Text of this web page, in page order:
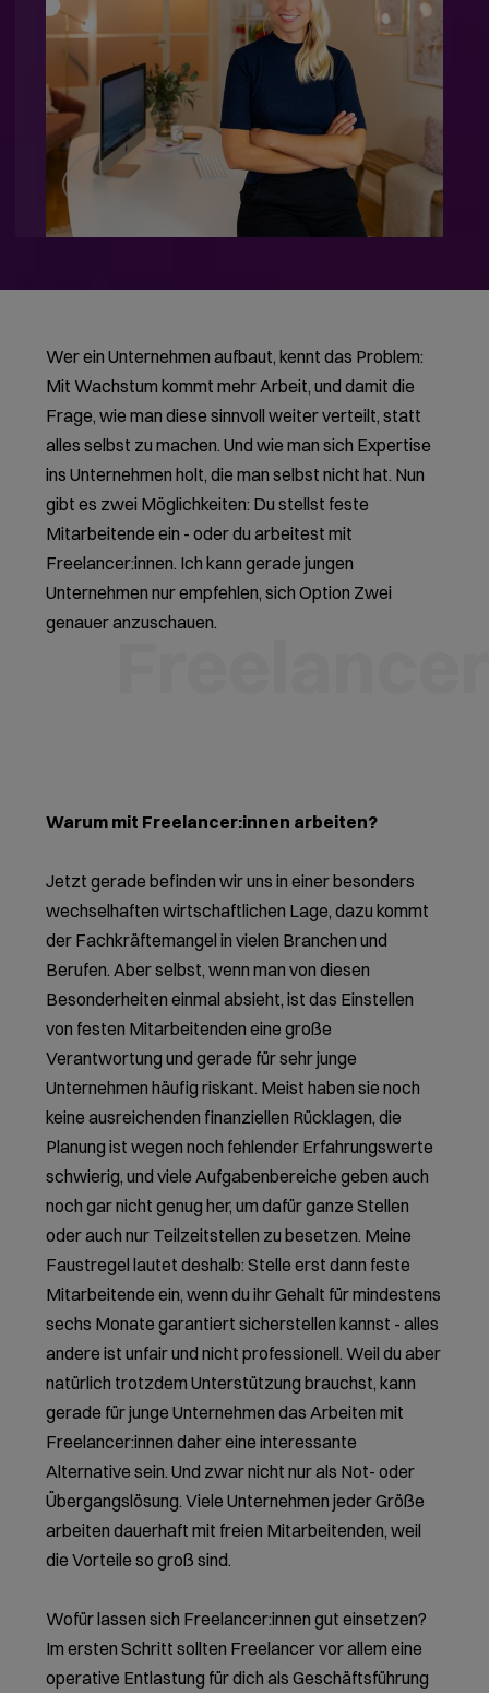
Wer ein Unternehmen aufbaut, kennt das Problem:
Mit Wachstum kommt mehr Arbeit, und damit die
Frage, wie man diese sinnvoll weiter verteilt, statt
alles selbst zu machen. Und wie man sich Expertise
ins Unternehmen holt, die man selbst nicht hat. Nun
gibt es zwei Möglichkeiten: Du stellst feste
Mitarbeitende ein - oder du arbeitest mit
Freelancer:innen. Ich kann gerade jungen
Unternehmen nur empfehlen, sich Option Zwei
genauer anzuschauen.
Warum mit Freelancer:innen arbeiten?
Jetzt gerade befinden wir uns in einer besonders
wechselhaften wirtschaftlichen Lage, dazu kommt
der Fachkräftemangel in vielen Branchen und
Berufen. Aber selbst, wenn man von diesen
Besonderheiten einmal absieht, ist das Einstellen
von festen Mitarbeitenden eine große
Verantwortung und gerade für sehr junge
Unternehmen häufig riskant. Meist haben sie noch
keine ausreichenden finanziellen Rücklagen, die
Planung ist wegen noch fehlender Erfahrungswerte
schwierig, und viele Aufgabenbereiche geben auch
noch gar nicht genug her, um dafür ganze Stellen
oder auch nur Teilzeitstellen zu besetzen. Meine
Faustregel lautet deshalb: Stelle erst dann feste
Mitarbeitende ein, wenn du ihr Gehalt für mindestens
sechs Monate garantiert sicherstellen kannst - alles
andere ist unfair und nicht professionell. Weil du aber
natürlich trotzdem Unterstützung brauchst, kann
gerade für junge Unternehmen das Arbeiten mit
Freelancer:innen daher eine interessante
Alternative sein. Und zwar nicht nur als Not- oder
Übergangslösung. Viele Unternehmen jeder Größe
arbeiten dauerhaft mit freien Mitarbeitenden, weil
die Vorteile so groß sind.
Wofür lassen sich Freelancer:innen gut einsetzen?
Im ersten Schritt sollten Freelancer vor allem eine
operative Entlastung für dich als Geschäftsführung